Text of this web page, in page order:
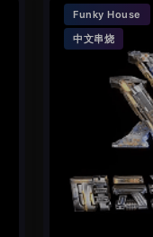
Funky House
中文串烧